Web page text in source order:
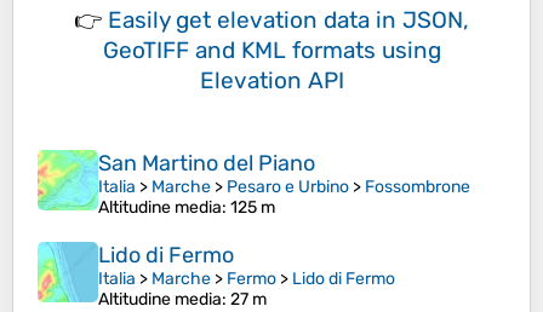
👉 Easily get elevation data in JSON,
GeoTIFF and KML formats using
Elevation API
San Martino del Piano
Italia > Marche > Pesaro e Urbino > Fossombrone
Altitudine media: 125 m
Lido di Fermo
Italia > Marche > Fermo > Lido di Fermo
Altitudine media: 27 m